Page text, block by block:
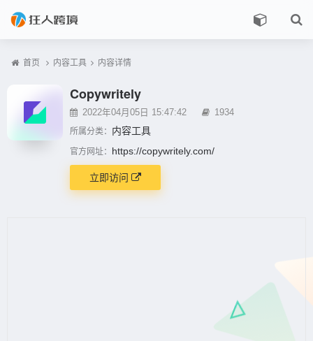
首页 内容工具 内容详情
Copywritely
2022年04月05日 15:47:42
1934
所属分类： 内容工具
官方网址： https://copywritely.com/
立即访问